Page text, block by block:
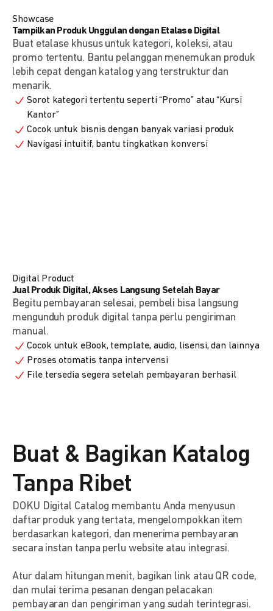
Showcase
Tampilkan Produk Unggulan dengan Etalase Digital
Buat etalase khusus untuk kategori, koleksi, atau
promo tertentu. Bantu pelanggan menemukan produk
lebih cepat dengan katalog yang terstruktur dan
menarik.
Sorot kategori tertentu seperti “Promo” atau “Kursi
Kantor”
Cocok untuk bisnis dengan banyak variasi produk
Navigasi intuitif, bantu tingkatkan konversi
Digital Product
Jual Produk Digital, Akses Langsung Setelah Bayar
Begitu pembayaran selesai, pembeli bisa langsung
mengunduh produk digital tanpa perlu pengiriman
manual.
Cocok untuk eBook, template, audio, lisensi, dan lainnya
Proses otomatis tanpa intervensi
File tersedia segera setelah pembayaran berhasil
Buat & Bagikan Katalog
Tanpa Ribet
DOKU Digital Catalog membantu Anda menyusun
daftar produk yang tertata, mengelompokkan item
berdasarkan kategori, dan menerima pembayaran
secara instan tanpa perlu website atau integrasi.
Atur dalam hitungan menit, bagikan link atau QR code,
dan mulai terima pesanan dengan pelacakan
pembayaran dan pengiriman yang sudah terintegrasi.